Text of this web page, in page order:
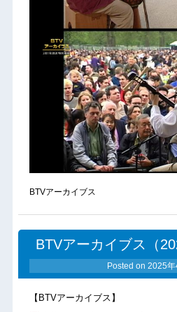
BTVアーカイブス
BTVアーカイブス（
Posted on 2025年
【BTVアーカイブス】